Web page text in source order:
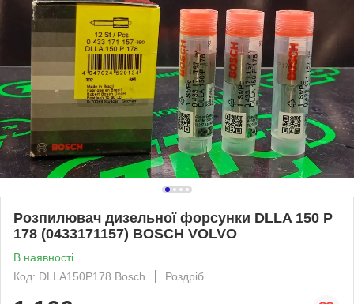
Розпилювач дизельної форсунки DLLA 150 P
178 (0433171157) BOSCH VOLVO
В наявності
Код: DLLA150P178 Bosch
Роздріб